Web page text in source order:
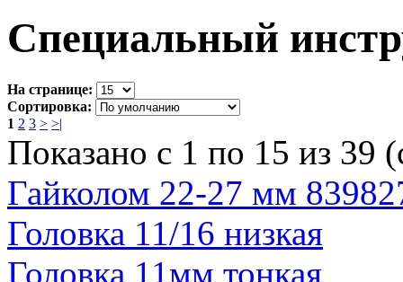
Специальный
На странице:
Сортировка:
1 2 3 > >|
Показано с 1 по 15 из 39
Гайколом 22-27 мм
Головка 11/16 низкая
Головка 11мм тонкая